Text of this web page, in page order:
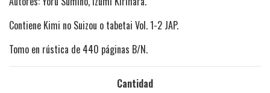
Contiene Kimi no Suizou o tabetai Vol. 1-2 JAP.
Tomo en rústica de 440 páginas B/N.
Cantidad